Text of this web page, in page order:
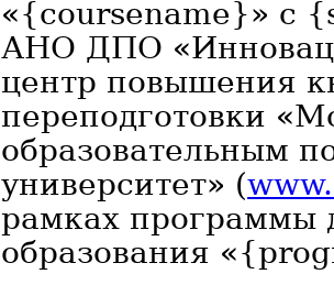
«{coursename}» с
АНО ДПО
центр повышения
переподготовки
образовательным
университет» (
рамках программы
образования